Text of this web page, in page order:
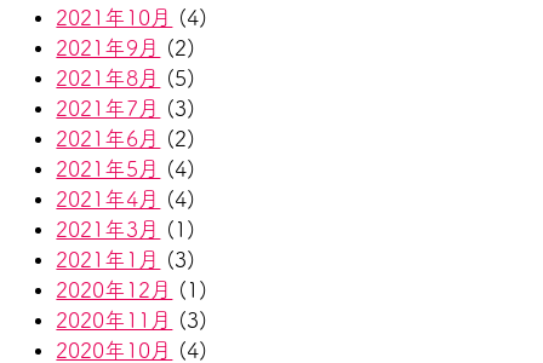
2021年10月
(4)
2021年9月
(2)
2021年8月
(5)
2021年7月
(3)
2021年6月
(2)
2021年5月
(4)
2021年4月
(4)
2021年3月
(1)
2021年1月
(3)
2020年12月
(1)
2020年11月
(3)
2020年10月
(4)